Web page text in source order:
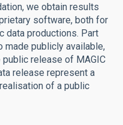
we obtain results
software, both for
data productions. Part
publicly available,
release of MAGIC
release represent a
of a public